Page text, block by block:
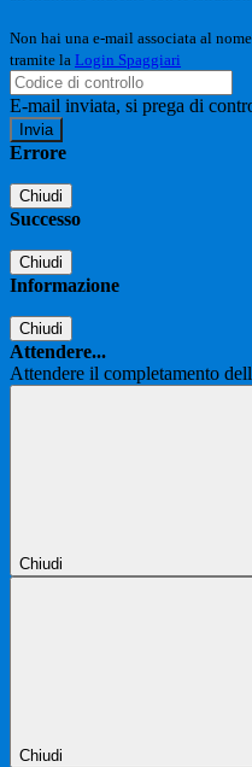
Non hai una e-mail associata al
tramite la Login Spaggiari
E-mail inviata, si prega di
Errore
Chiudi
Successo
Chiudi
Informazione
Chiudi
Attendere...
Attendere il completamento
Chiudi
Chiudi